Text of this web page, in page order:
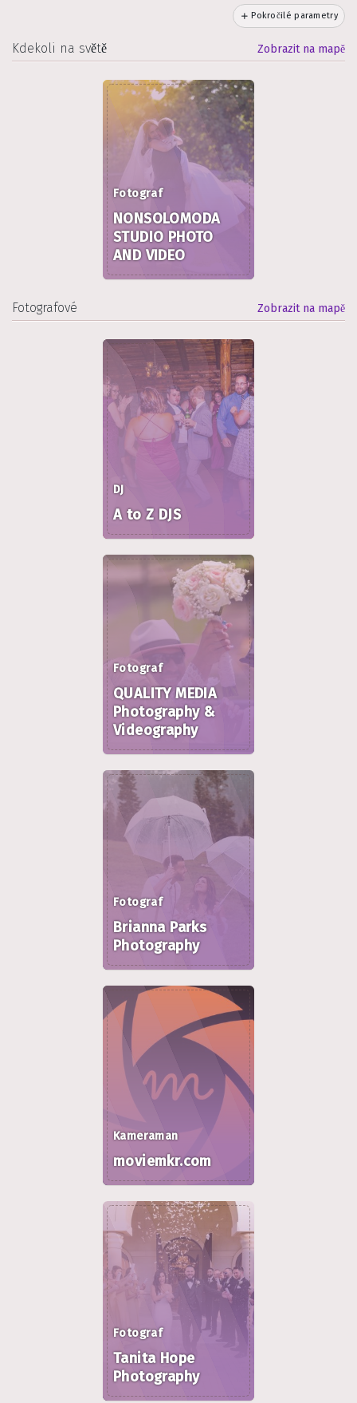
Pokročilé parametry
Kdekoli na světě Zobrazit na mapě
Fotograf
NONSOLOMODA
STUDIO PHOTO
AND VIDEO
Fotografové Zobrazit na mapě
DJ
A to Z DJS
Fotograf
QUALITY MEDIA
Photography &
Videography
Fotograf
Brianna Parks
Photography
Kameraman
moviemkr.com
Fotograf
Tanita Hope
Photography